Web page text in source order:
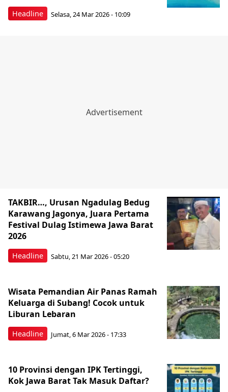
Headline Selasa, 24 Mar 2026 - 10:09
Headline
TAKBIR…, Urusan Ngadulag Bedug
Karawang Jagonya, Juara Pertama
Festival Dulag Istimewa Jawa Barat
2026
Sabtu, 21 Mar 2026 - 05:20
Headline
Wisata Pemandian Air Panas Ramah
Keluarga di Subang! Cocok untuk
Liburan Lebaran
Jumat, 6 Mar 2026 - 17:33
‎10 Provinsi dengan IPK Tertinggi,
Kok Jawa Barat Tak Masuk Daftar? ‎